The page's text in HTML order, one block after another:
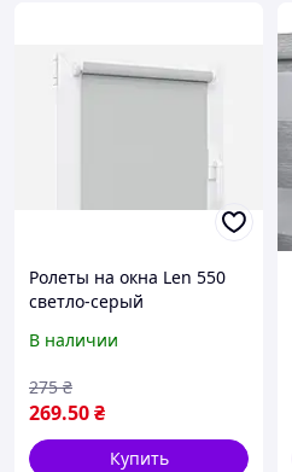
Ролеты на окна Len 550
светло-серый
ролеты 32,5х160 см
В наличии
269.50₴
275 ₴
Купить